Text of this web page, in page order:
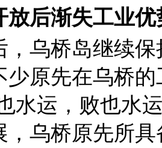
放后渐失工业优
，乌桥岛继续
少原先在乌桥
水运，败也水
，乌桥原先所